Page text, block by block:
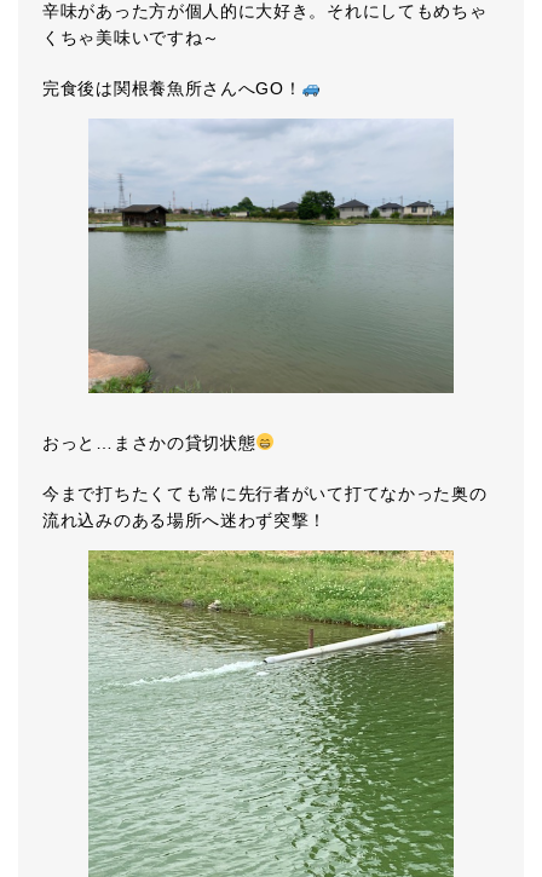
辛味があった方が個人的に大好き。それにしてもめちゃ
くちゃ美味いですね～
完食後は関根養魚所さんへGO！
おっと…まさかの貸切状態
今まで打ちたくても常に先行者がいて打てなかった奥の
流れ込みのある場所へ迷わず突撃！